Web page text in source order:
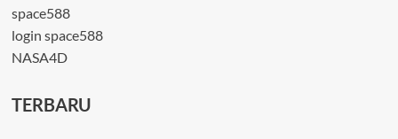
space588
login space588
NASA4D
TERBARU